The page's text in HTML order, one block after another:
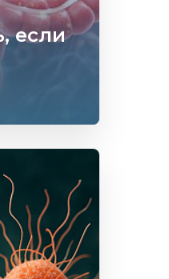
если